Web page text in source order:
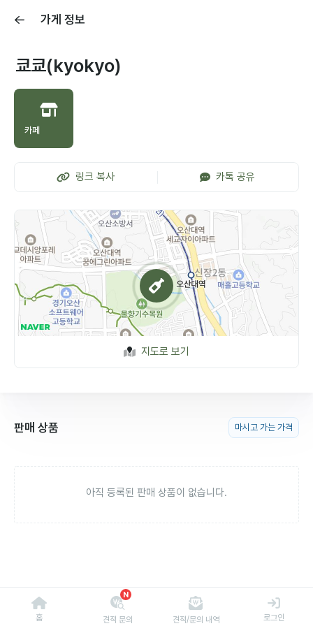
가게 정보
쿄쿄(kyokyo)
카페
링크 복사 카톡 공유
지도로 보기
판매 상품 마시고 가는 가격
아직 등록된 판매 상품이 없습니다.
홈
N
견적 문의 견적/문의 내역 로그인